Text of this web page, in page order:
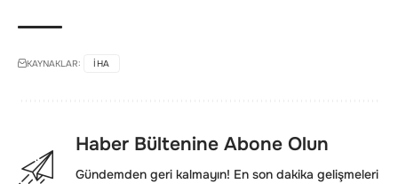
KAYNAKLAR: IHA
Haber Bültenine Abone Olun
Gündemden geri kalmayın! En son dakika gelişmeleri